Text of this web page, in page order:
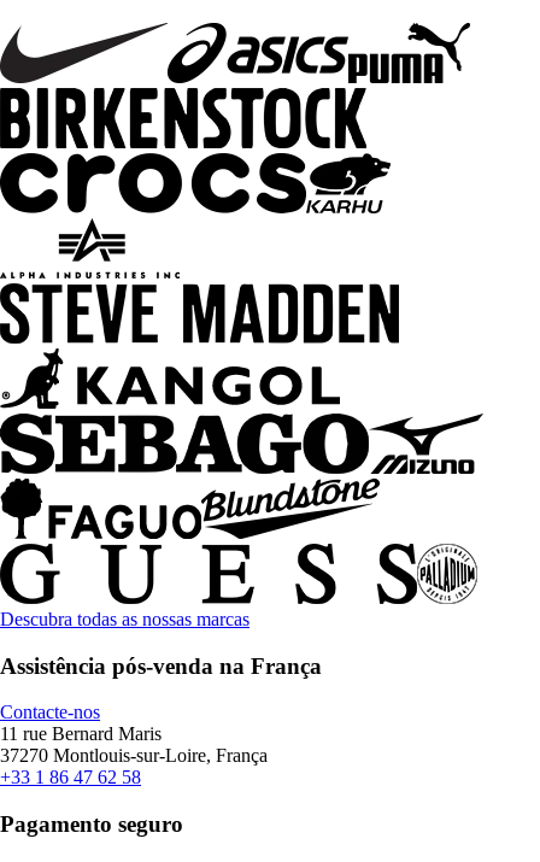
Descubra todas as nossas marcas
Assistência pós-venda na França
Contacte-nos
11 rue Bernard Maris
37270 Montlouis-sur-Loire, França
+33 1 86 47 62 58
Pagamento seguro